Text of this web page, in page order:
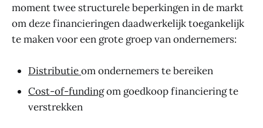
moment twee structurele beperkingen in de markt
om deze financieringen daadwerkelijk toegankelijk
te maken voor een grote groep van ondernemers:
Distributieom ondernemers te bereiken
Cost-of-fundingom goedkoop financiering te
verstrekken